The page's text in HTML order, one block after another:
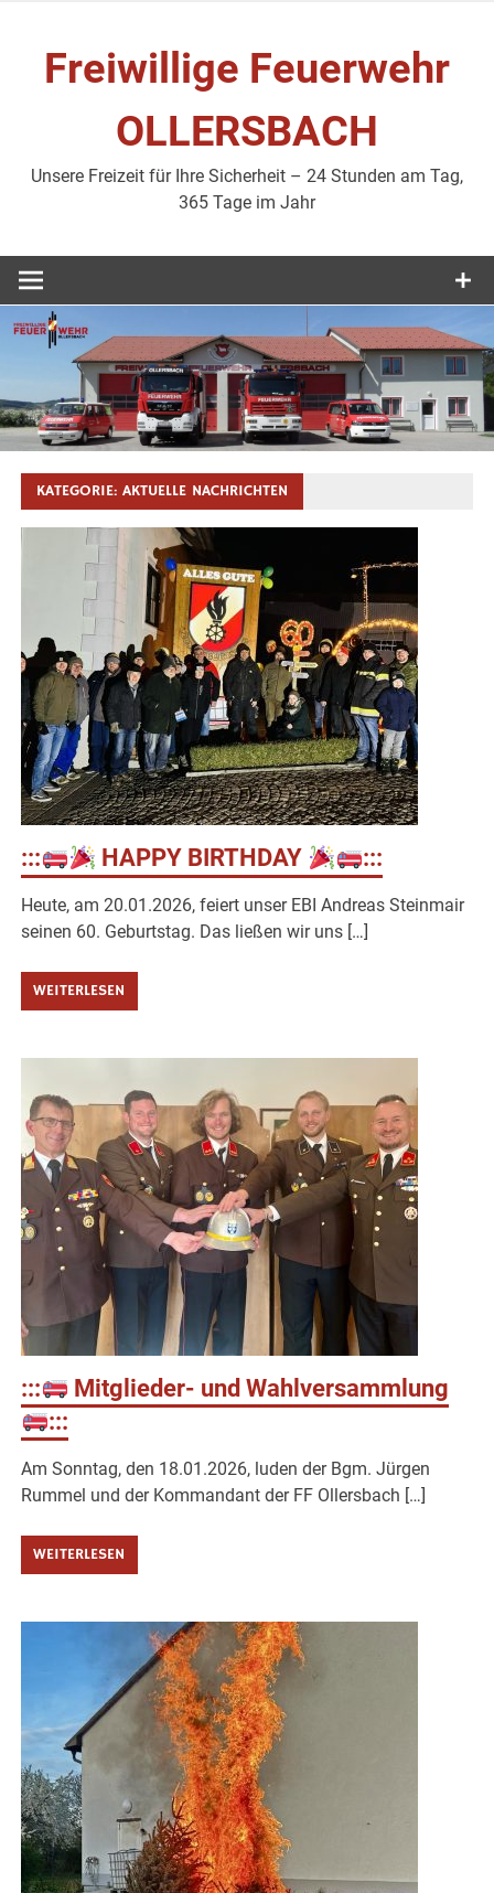
springenFreiwillige Feuerwehr
OLLERSBACH
Unsere Freizeit für Ihre Sicherheit – 24 Stunden am Tag,
365 Tage im Jahr
KATEGORIE:AKTUELLE NACHRICHTEN
::: HAPPY BIRTHDAY :::
Heute, am 20.01.2026, feiert unser EBI Andreas Steinmair
seinen 60. Geburtstag. Das ließen wir uns […]
WEITERLESEN
:::
Mitglieder- und Wahlversammlung
:::
Am Sonntag, den 18.01.2026, luden der Bgm. Jürgen
Rummel und der Kommandant der FF Ollersbach […]
WEITERLESEN